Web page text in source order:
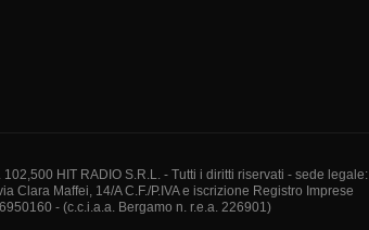
HIT RADIO S.R.L. - Tutti i diritti riservati - sede legale:
Clara Maffei, 14/A C.F./P.IVA e iscrizione Registro Imprese
- (c.c.i.a.a. Bergamo n. r.e.a. 226901)